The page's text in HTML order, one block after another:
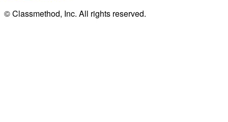
© Classmethod, Inc. All rights reserved.